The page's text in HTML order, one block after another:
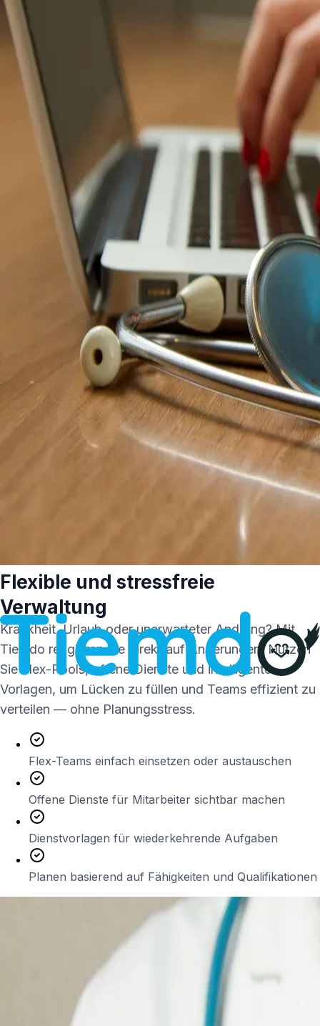
Flexible und stressfreie
Verwaltung
Krankheit, Urlaub oder unerwarteter Andrang? Mit
Tiemdo reagieren Sie direkt auf Änderungen. Nutzen
Sie Flex-Pools, offene Dienste und intelligente
Vorlagen, um Lücken zu füllen und Teams effizient zu
verteilen — ohne Planungsstress.
Flex-Teams einfach einsetzen oder austauschen
Offene Dienste für Mitarbeiter sichtbar machen
Dienstvorlagen für wiederkehrende Aufgaben
Planen basierend auf Fähigkeiten und Qualifikationen